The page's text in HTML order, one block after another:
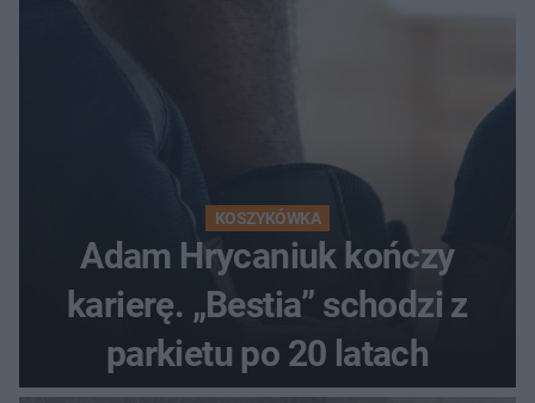
KOSZYKÓWKA
Adam Hrycaniuk kończy
karierę. „Bestia” schodzi z
parkietu po 20 latach